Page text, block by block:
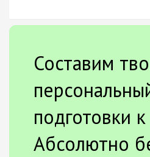
Составим
подготовки
Абсолютно